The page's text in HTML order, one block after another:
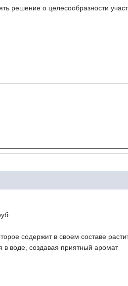
решение о целесообразности
содержит в своем составе
в воде, создавая приятный аромат